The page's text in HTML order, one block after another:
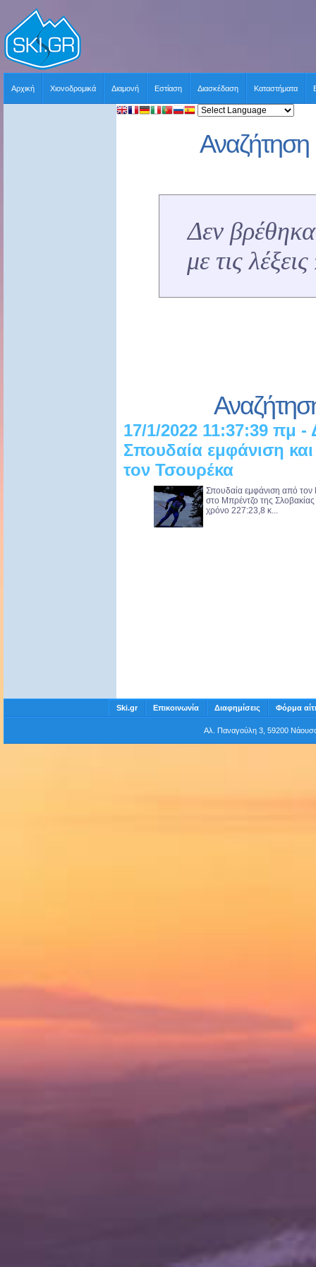
Αρχική Χιονοδρομικά Διαμονή Εστίαση Διασκέδαση Καταστήματα
Αναζήτηση
Δεν
με τις
17/1/2022 11:37:39 πμ -
Σπουδαία εμφάνιση
τον Τσουρέκα
Σπουδαία εμφάνιση από τον
στο Μπρέντζο της
χρόνο 227:23,8 κ...
Ski.gr Επικοινωνία Διαφημίσεις Φόρμα
Αλ. Παναγούλη 3, 59200